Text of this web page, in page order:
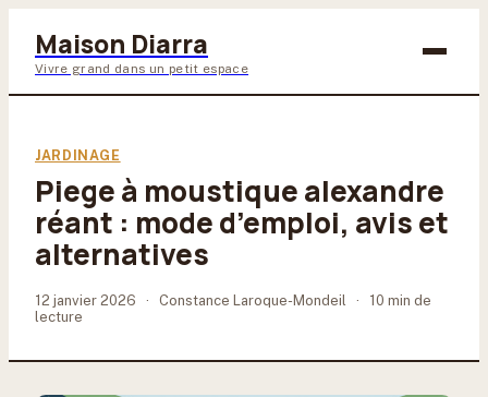
Maison Diarra
Vivre grand dans un petit espace
Maison & Déco
Jardinage
JARDINAGE
Piege à moustique alexandre
réant : mode d’emploi, avis et
alternatives
12 janvier 2026 · Constance Laroque-Mondeil ·
10 min de
lecture